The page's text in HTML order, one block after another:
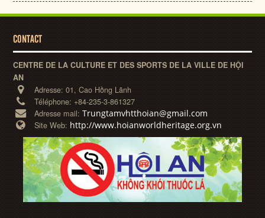
CONTACT
CENTRE DE LA CULTURE ET DES SPORTS DE LA VILLE DE HỘI
AN
Adresse:01, Cao Hồng Lãnh
Téléphone:+84-235-3-861327
Adresse mail:Trungtamvhtthoian@gmail.com
Site Web: http://www.hoianworldheritage.org.vn